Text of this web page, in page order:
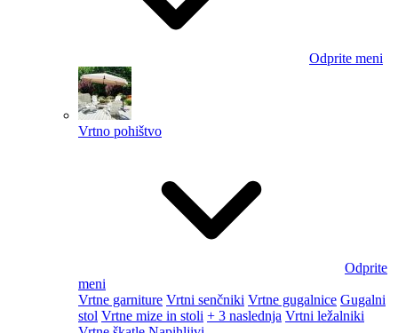
Odprite meni
Vrtno pohištvo
Odprite
meni
Vrtne garniture Vrtni senčniki Vrtne gugalnice Gugalni
stol Vrtne mize in stoli + 3 naslednja Vrtni ležalniki